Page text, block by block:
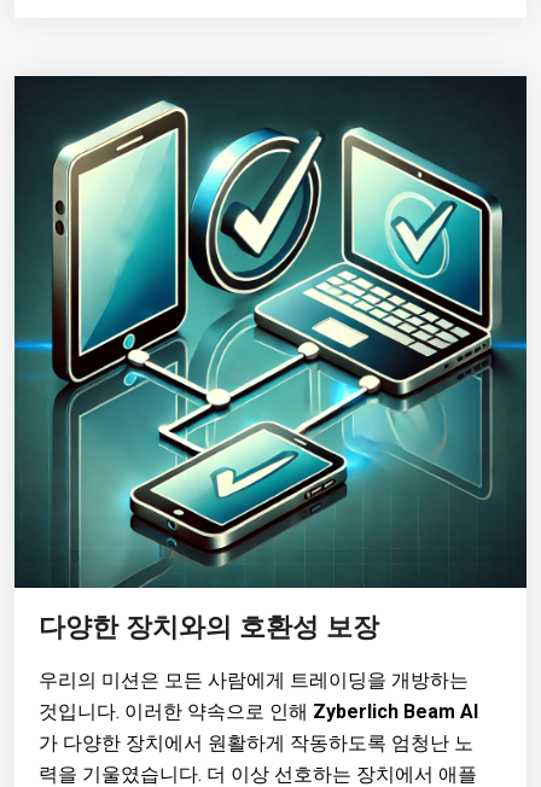
다양한 장치와의 호환성 보장
우리의 미션은 모든 사람에게 트레이딩을 개방하는
것입니다. 이러한 약속으로 인해 Zyberlich Beam AI
가 다양한 장치에서 원활하게 작동하도록 엄청난 노
력을 기울였습니다. 더 이상 선호하는 장치에서 애플